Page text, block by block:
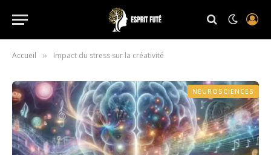
Accueil » Impact du stress sur la créativité
NEUROSCIENCES